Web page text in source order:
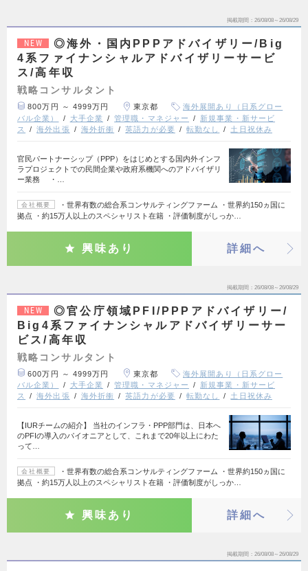
掲載期間 26/08/08～26/08/29
NEW
◎海外・国内PPPアドバイザリー/Big
4系ファイナンシャルアドバイザリーサービ
ス/高年収
戦略コンサルタント
800万円 ～ 4999万円 東京都
海外展開あり（日系グロー
バル企業）
大手企業 管理職・マネジャー
新規事業・新サービ
ス
海外出張 海外折衝 英語力が必要 転勤なし 土日祝休み
官民パートナーシップ（PPP）をはじめとする国内外インフ
ラプロジェクトでの民間企業や政府系機関へのアドバイザリ
ー業務 ・…
会社概要
・世界有数の総合系コンサルティングファーム ・世界約150ヵ国に
拠点 ・約15万人以上のスペシャリスト在籍 ・評価制度がしっか…
興味あり 詳細へ
掲載期間 26/08/08～26/08/29
NEW
◎官公庁領域PFI/PPPアドバイザリー/
Big4系ファイナンシャルアドバイザリーサー
ビス/高年収
戦略コンサルタント
600万円 ～ 4999万円 東京都
海外展開あり（日系グロー
バル企業）
大手企業 管理職・マネジャー
新規事業・新サービ
ス
海外出張 海外折衝 英語力が必要 転勤なし 土日祝休み
【IURチームの紹介】 当社のインフラ・PPP部門は、日本へ
のPFIの導入のパイオニアとして、これまで20年以上にわた
って…
会社概要
・世界有数の総合系コンサルティングファーム ・世界約150ヵ国に
拠点 ・約15万人以上のスペシャリスト在籍 ・評価制度がしっか…
興味あり 詳細へ
掲載期間 26/08/08～26/08/29